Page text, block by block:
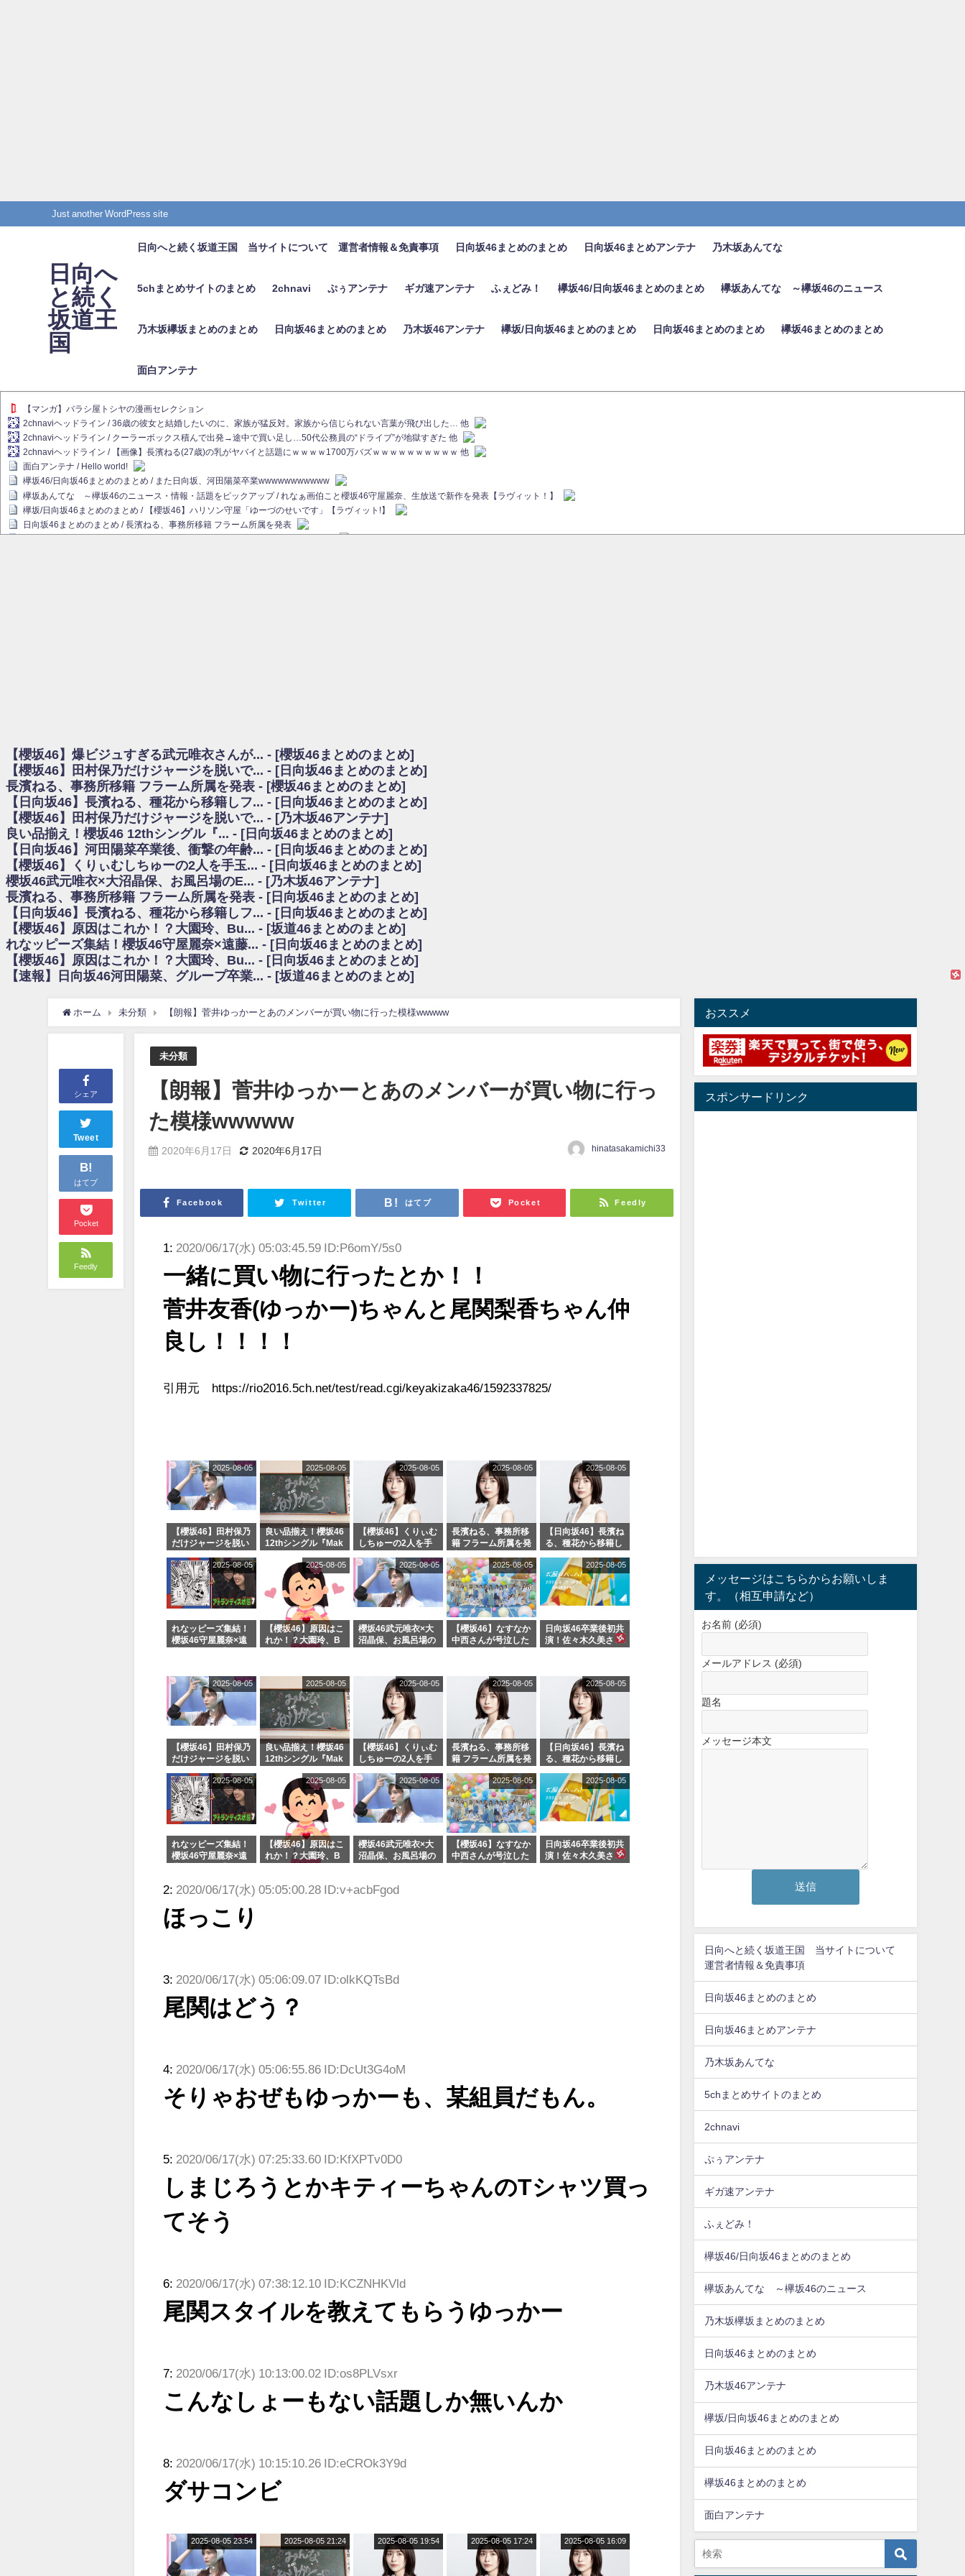
Just another WordPress site
日向へ
と続く
坂道王
国
日向へと続く坂道王国 当サイトについて 運営者情報＆免責事項 日向坂46まとめのまとめ 日向坂46まとめアンテナ 乃木坂あんてな
5chまとめサイトのまとめ 2chnavi ぷぅアンテナ ギガ速アンテナ ふぇどみ！ 欅坂46/日向坂46まとめのまとめ 欅坂あんてな ～欅坂46のニュース
乃木坂欅坂まとめのまとめ 日向坂46まとめのまとめ 乃木坂46アンテナ 欅坂/日向坂46まとめのまとめ 日向坂46まとめのまとめ 欅坂46まとめのまとめ
面白アンテナ
【マンガ】バラシ屋トシヤの漫画セレクション
2chnaviヘッドライン / 36歳の彼女と結婚したいのに、家族が猛反対。家族から信じられない言葉が飛び出した… 他
2chnaviヘッドライン / クーラーボックス積んで出発→途中で買い足し…50代公務員の“ドライブ”が地獄すぎた 他
2chnaviヘッドライン / 【画像】長濱ねる(27歳)の乳がヤバイと話題にｗｗｗｗ1700万バズｗｗｗｗｗｗｗｗｗｗ 他
面白アンテナ / Hello world!
欅坂46/日向坂46まとめのまとめ / また日向坂、河田陽菜卒業wwwwwwwwwww
欅坂あんてな ～欅坂46のニュース・情報・話題をピックアップ / れなぁ画伯こと櫻坂46守屋麗奈、生放送で新作を発表【ラヴィット！】
欅坂/日向坂46まとめのまとめ / 【櫻坂46】ハリソン守屋「ゆーづのせいです」【ラヴィット!】
日向坂46まとめのまとめ / 長濱ねる、事務所移籍 フラーム所属を発表
乃木坂欅坂まとめのまとめ / 【日向坂46】この月、何かあるのか！？『お願いバッハ！』ミーグリ日程がこちら
欅坂/日向坂46まとめのまとめ / 【櫻坂46】ミーグリで喧嘩！？山下瞳月、これはマジギレしてる
乃木坂46アンテナ / 【櫻坂46】ハリソン守屋「ゆーづのせいです」【ラヴィット!】
乃木坂あんてな ～乃木坂46・欅坂46・日向坂46のニュース・情報・話題をピックアップ / 良い品揃え！櫻坂46 12thシングル『Make or Break』オフィシャルグッズ絶賛販売受付中
日向坂46まとめのまとめ / 【日向坂46】この月、何かあるのか！？『お願いバッハ！』ミーグリ日程がこちら
日向坂46まとめのまとめ / 【元日向坂46】この卒業生、めちゃくちゃテレビで見かけるな
欅坂/日向坂46まとめのまとめ / 【櫻坂46】リアルミーグリであの販売も！『Make or Break』オフィシャルグッズ解禁
乃木坂46アンテナ / 【櫻坂46】ミーグリで喧嘩！？山下瞳月、これはマジギレしてる
乃木坂あんてな ～乃木坂46・欅坂46・日向坂46のニュース・情報・話題をピックアップ / れなッピーズ集結！櫻坂46守屋麗奈×遠藤理子、8/6「ラヴィット！」水曜スタジオ出演決定
日向坂46まとめのまとめ / 【日向坂46】富田鈴花、次の事務所が決まってそう！？
日向坂46まとめのまとめ / 【日向坂46】富田鈴花、次の事務所が決まってそう！？
乃木坂46アンテナ / 【日向坂46】この月、何かあるのか！？『お願いバッハ！』ミーグリ日程がこちら
乃木坂あんてな ～乃木坂46・欅坂46・日向坂46のニュース・情報・話題をピックアップ / 日向坂46卒業後初共演！佐々木久美さん、師匠オードリー若林さんと再会した結果･･･【激レアさんを連れてきた。】
欅坂46/日向坂46まとめのまとめ / 『anan』の表紙の櫻坂46さん、多様性の時代だと話題に
欅坂46/日向坂46まとめのまとめ / 日向坂46より重大発表！！！！
日向坂46まとめのまとめ / 【朗報】増田三莉音さんの生足wwwwwwwwwwww
日向坂46まとめのまとめ / 【日向坂46】五期生着ぐるみ生写真も！ 富田鈴花考案グッズ＆生写真5種が公開される
アイドル – ぷぅアンテナ / 「乃木坂46ののぎおび⊿」北野日奈子が生配信！【2022.3.22 17:15〜 SHOWROOM】
アイドル – ぷぅアンテナ / 2022年3月22日（火）のメディア情報
アイドル – ぷぅアンテナ / 【乃木坂46】井上和の『なぎおはぎ』って こんぺいとう×いちごみるく×マヨラー星人 と同じと考えてよろしいですか？
アイドル – ぷぅアンテナ / 【乃木坂46】日村勇紀 gif職人が切り抜いた名シーン.gif
ふぇどみ！ / 【悲報】呪術廻戦、視聴率5.1%
ふぇどみ！ / 【画像】スポ－ツキャスターお姉さん・ハメまくりだったｗｗｗｗｗｗｗｗｗｗｗｗ
ふぇどみ！ / 【悲報】母「裕福な過程が高学歴になるとか大嘘。教育に金をかけまくったうちの息子が団地住みの貧乏に学歴で負けた」
Powered by livedoor 相互RSS
【櫻坂46】爆ビジュすぎる武元唯衣さんが... - [櫻坂46まとめのまとめ]
【櫻坂46】田村保乃だけジャージを脱いで... - [日向坂46まとめのまとめ]
長濱ねる、事務所移籍 フラーム所属を発表 - [櫻坂46まとめのまとめ]
【日向坂46】長濱ねる、種花から移籍しフ... - [日向坂46まとめのまとめ]
【櫻坂46】田村保乃だけジャージを脱いで... - [乃木坂46アンテナ]
良い品揃え！櫻坂46 12thシングル『... - [日向坂46まとめのまとめ]
【日向坂46】河田陽菜卒業後、衝撃の年齢... - [日向坂46まとめのまとめ]
【櫻坂46】くりぃむしちゅーの2人を手玉... - [日向坂46まとめのまとめ]
櫻坂46武元唯衣×大沼晶保、お風呂場のE... - [乃木坂46アンテナ]
長濱ねる、事務所移籍 フラーム所属を発表 - [日向坂46まとめのまとめ]
【日向坂46】長濱ねる、種花から移籍しフ... - [日向坂46まとめのまとめ]
【櫻坂46】原因はこれか！？大園玲、Bu... - [坂道46まとめのまとめ]
れなッピーズ集結！櫻坂46守屋麗奈×遠藤... - [日向坂46まとめのまとめ]
【櫻坂46】原因はこれか！？大園玲、Bu... - [日向坂46まとめのまとめ]
【速報】日向坂46河田陽菜、グループ卒業... - [坂道46まとめのまとめ]
ホーム 未分類 【朗報】菅井ゆっかーとあのメンバーが買い物に行った模様wwwww
シェア
Tweet
B!
はてブ
Pocket
Feedly
未分類
【朗報】菅井ゆっかーとあのメンバーが買い物に行っ
た模様wwwww
2020年6月17日 2020年6月17日 hinatasakamichi33
Facebook Twitter はてブ Pocket Feedly
1: 2020/06/17(水) 05:03:45.59 ID:P6omY/5s0
一緒に買い物に行ったとか！！
菅井友香(ゆっかー)ちゃんと尾関梨香ちゃん仲
良し！！！！
引用元 https://rio2016.5ch.net/test/read.cgi/keyakizaka46/1592337825/
【櫻坂46】田村保乃
だけジャージを脱い
2025-08-05
良い品揃え！櫻坂46
12thシングル『Mak
シャルグッズ絶賛販
売受付中
2025-08-05
【櫻坂46】くりぃむ
しちゅーの2人を手
【くりぃむナンタ
ラ】
2025-08-05
長濱ねる、事務所移
籍 フラーム所属を発
2025-08-05
【日向坂46】長濱ね
る、種花から移籍し
れで事務所に所属し
ているのは... おひさ
まの反応がこちら
2025-08-05
れなッピーズ集結！
櫻坂46守屋麗奈×遠
ジオ出演決定
2025-08-05
【櫻坂46】原因はこ
れか！？大園玲、B
2025-08-05
櫻坂46武元唯衣×大
沼晶保、お風呂場の
2025-08-05
【櫻坂46】なすなか
中西さんが号泣した
2025-08-05
日向坂46卒業後初共
演！佐々木久美さ
結果･･･【激レアさ
んを連れてきた。】
2025-08-05
【櫻坂46】田村保乃
だけジャージを脱い
2025-08-05
良い品揃え！櫻坂46
12thシングル『Mak
シャルグッズ絶賛販
売受付中
2025-08-05
【櫻坂46】くりぃむ
しちゅーの2人を手
【くりぃむナンタ
ラ】
2025-08-05
長濱ねる、事務所移
籍 フラーム所属を発
2025-08-05
【日向坂46】長濱ね
る、種花から移籍し
れで事務所に所属し
ているのは... おひさ
まの反応がこちら
2025-08-05
れなッピーズ集結！
櫻坂46守屋麗奈×遠
ジオ出演決定
2025-08-05
【櫻坂46】原因はこ
れか！？大園玲、B
2025-08-05
櫻坂46武元唯衣×大
沼晶保、お風呂場の
タラ】
2025-08-05
【櫻坂46】なすなか
中西さんが号泣した
2025-08-05
日向坂46卒業後初共
演！佐々木久美さ
2025-08-05
2: 2020/06/17(水) 05:05:00.28 ID:v+acbFgod
ほっこり
3: 2020/06/17(水) 05:06:09.07 ID:olkKQTsBd
尾関はどう？
4: 2020/06/17(水) 05:06:55.86 ID:DcUt3G4oM
そりゃおぜもゆっかーも、某組員だもん。
5: 2020/06/17(水) 07:25:33.60 ID:KfXPTv0D0
しまじろうとかキティーちゃんのTシャツ買っ
てそう
6: 2020/06/17(水) 07:38:12.10 ID:KCZNHKVld
尾関スタイルを教えてもらうゆっかー
7: 2020/06/17(水) 10:13:00.02 ID:os8PLVsxr
こんなしょーもない話題しか無いんか
8: 2020/06/17(水) 10:15:10.26 ID:eCROk3Y9d
ダサコンビ
2025-08-05 23:54 2025-08-05 21:24 2025-08-05 19:54 2025-08-05 17:24 2025-08-05 16:09
おススメ
スポンサードリンク
メッセージはこちらからお願いしま
す。（相互申請など）
お名前 (必須)
メールアドレス (必須)
題名
メッセージ本文
日向へと続く坂道王国 当サイトについて
運営者情報＆免責事項
日向坂46まとめのまとめ
日向坂46まとめアンテナ
乃木坂あんてな
5chまとめサイトのまとめ
2chnavi
ぷぅアンテナ
ギガ速アンテナ
ふぇどみ！
欅坂46/日向坂46まとめのまとめ
欅坂あんてな ～欅坂46のニュース
乃木坂欅坂まとめのまとめ
日向坂46まとめのまとめ
乃木坂46アンテナ
欅坂/日向坂46まとめのまとめ
日向坂46まとめのまとめ
欅坂46まとめのまとめ
面白アンテナ